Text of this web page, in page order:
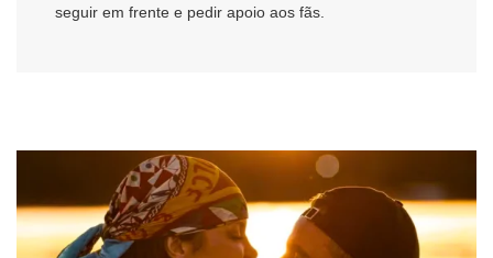
seguir em frente e pedir apoio aos fãs.